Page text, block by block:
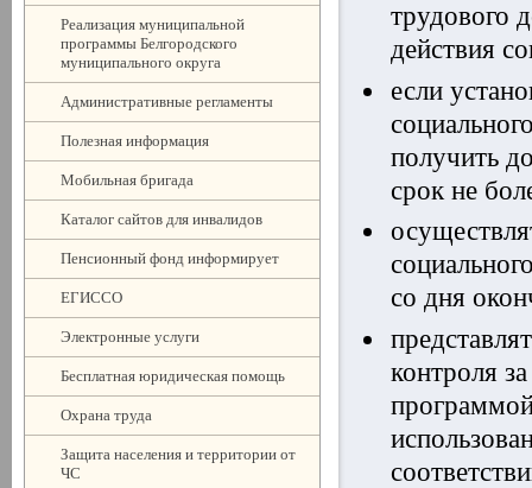
Реализация муниципальной
программы Белгородского
муниципального округа
Административные регламенты
Полезная информация
Мобильная бригада
Каталог сайтов для инвалидов
Пенсионный фонд информирует
ЕГИССО
Электронные услуги
Бесплатная юридическая помощь
Охрана труда
Защита населения и территории от
ЧС
трудового
действия
если
получить
срок не
со дня
контроля